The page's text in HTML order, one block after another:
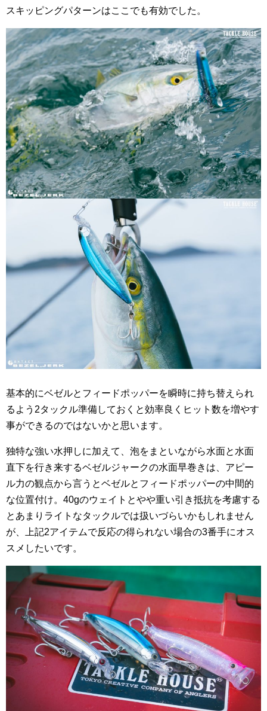
スキッピングパターンはここでも有効でした。
基本的にベゼルとフィードポッパーを瞬時に持ち替えられ
るよう2タックル準備しておくと効率良くヒット数を増やす
事ができるのではないかと思います。
独特な強い水押しに加えて、泡をまといながら水面と水面
直下を行き来するベゼルジャークの水面早巻きは、アピー
ル力の観点から言うとベゼルとフィードポッパーの中間的
な位置付け。40gのウェイトとやや重い引き抵抗を考慮する
とあまりライトなタックルでは扱いづらいかもしれません
が、上記2アイテムで反応の得られない場合の3番手にオス
スメしたいです。